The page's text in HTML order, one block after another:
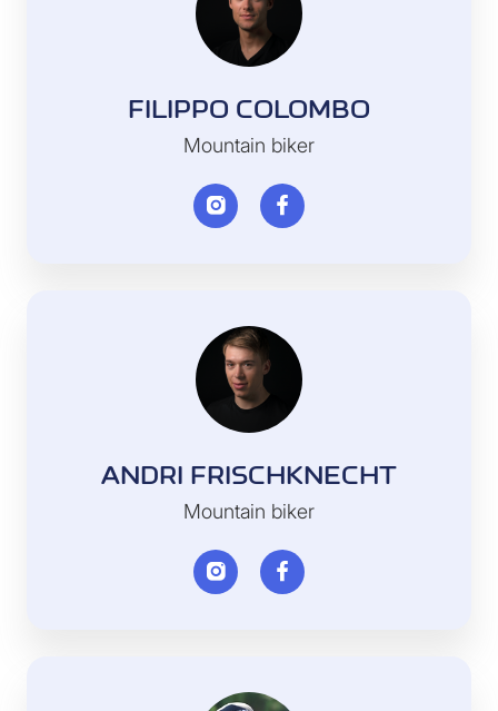
FILIPPO COLOMBO
Mountain biker
ANDRI FRISCHKNECHT
Mountain biker